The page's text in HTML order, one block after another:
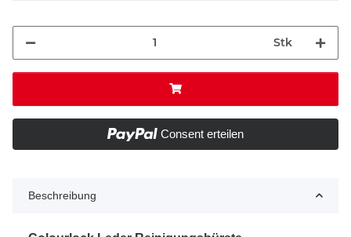
Stk
Consent erteilen
Beschreibung